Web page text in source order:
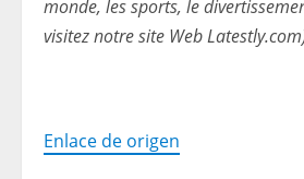
monde, les sports, le
visitez notre site Web
Enlace de origen